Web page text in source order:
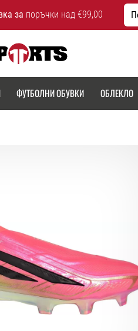
за поръчки над €99,00
ФУТБОЛНИ ОБУВКИ ОБЛЕКЛО